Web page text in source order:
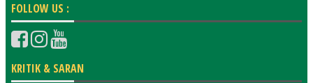
FOLLOW US :
KRITIK & SARAN